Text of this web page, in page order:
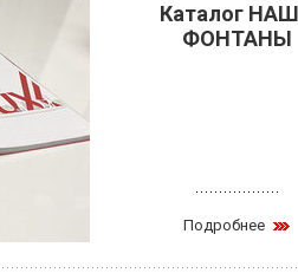
Каталог
ФОНТАНЫ
Подробнее